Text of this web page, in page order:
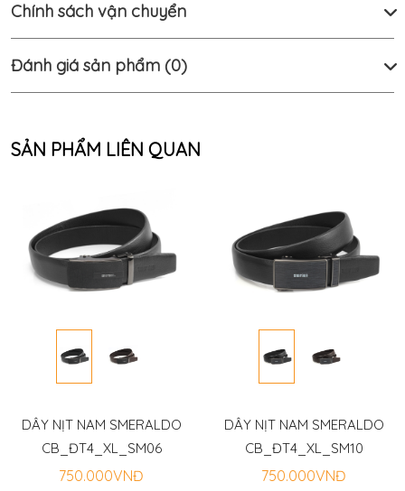
Chính sách vận chuyển
Đánh giá sản phẩm (0)
SẢN PHẨM LIÊN QUAN
DÂY NỊT NAM SMERALDO
CB_ĐT4_XL_SM06
750.000VNĐ
DÂY NỊT NAM SMERALDO
CB_ĐT4_XL_SM10
750.000VNĐ